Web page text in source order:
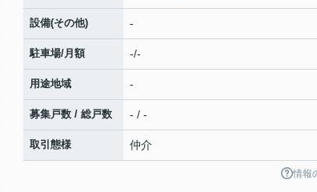
設備(その他) -
駐車場/月額 -/-
用途地域 -
募集戸数 / 総戸数 - / -
取引態様 仲介
情報